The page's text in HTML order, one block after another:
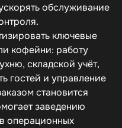
обслуживание
ключевые
кофейни: работу
складской учёт,
гостей и управление
становится
заведению
операционных